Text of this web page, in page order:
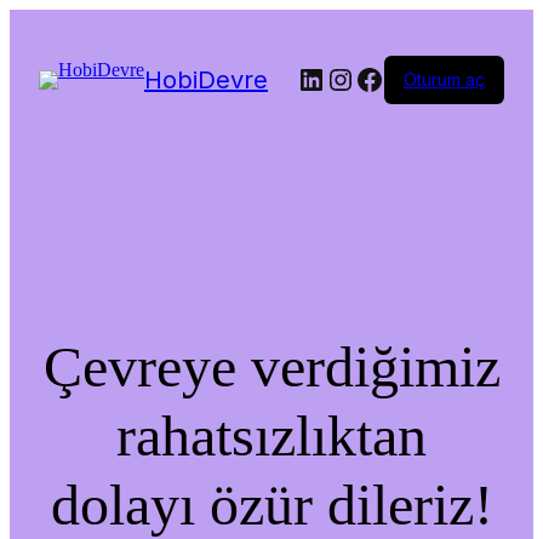
HobiDevre LinkedIn
Instagram
Facebook
Oturum aç
Çevreye verdiğimiz
rahatsızlıktan
dolayı özür dileriz!